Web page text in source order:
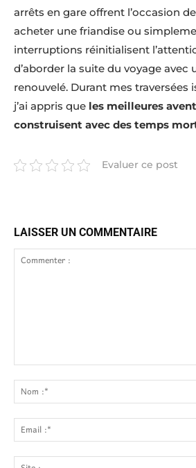
arrêts en gare offrent l’occasion
acheter une friandise ou
interruptions réinitialisent
d’aborder la suite du voyage avec
renouvelé. Durant mes traversées
j’ai appris que les meilleures
construisent avec des temps
Evaluer ce post
LAISSER UN COMMENTAIRE
: